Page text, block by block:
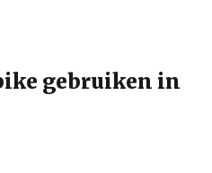
gebruiken in